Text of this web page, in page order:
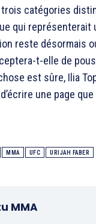
catégories
qui représenterait
reste désormais
t-elle de
est sûre, Ilia
une page que
MMA UFC URIJAH FABER
MMA